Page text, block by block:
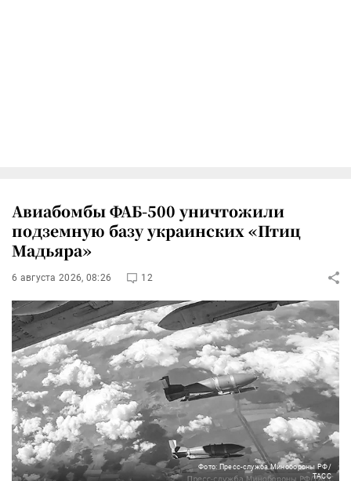
Авиабомбы ФАБ-500 уничтожили
подземную базу украинских «Птиц
Мадьяра»
6 августа 2026, 08:26 12
Фото: Пресс-служба Минобороны РФ/
ТАСС